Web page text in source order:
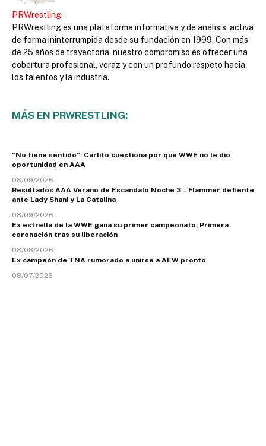
PRWrestling
PRWrestling es una plataforma informativa y de análisis, activa
de forma ininterrumpida desde su fundación en 1999. Con más
de 25 años de trayectoria, nuestro compromiso es ofrecer una
cobertura profesional, veraz y con un profundo respeto hacia
los talentos y la industria.
MÁS EN PRWRESTLING:
“No tiene sentido”: Carlito cuestiona por qué WWE no le dio
oportunidad en AAA
08/09/2026
Resultados AAA Verano de Escandalo Noche 3 – Flammer defiente
ante Lady Shani y La Catalina
08/09/2026
Ex estrella de la WWE gana su primer campeonato; Primera
coronación tras su liberación
08/08/2026
Ex campeón de TNA rumorado a unirse a AEW pronto
08/07/2026